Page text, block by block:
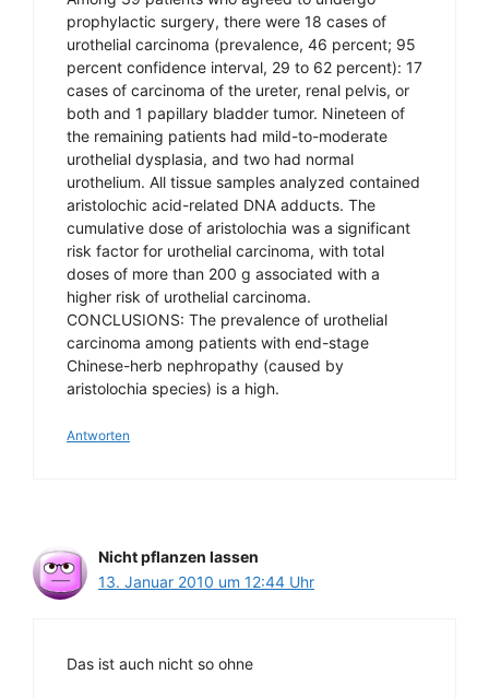
prophylactic surgery, there were 18 cases of
urothelial carcinoma (prevalence, 46 percent; 95
percent confidence interval, 29 to 62 percent): 17
cases of carcinoma of the ureter, renal pelvis, or
both and 1 papillary bladder tumor. Nineteen of
the remaining patients had mild-to-moderate
urothelial dysplasia, and two had normal
urothelium. All tissue samples analyzed contained
aristolochic acid-related DNA adducts. The
cumulative dose of aristolochia was a significant
risk factor for urothelial carcinoma, with total
doses of more than 200 g associated with a
higher risk of urothelial carcinoma.
CONCLUSIONS: The prevalence of urothelial
carcinoma among patients with end-stage
Chinese-herb nephropathy (caused by
aristolochia species) is a high.
Antworten
Nicht pflanzen lassen
13. Januar 2010 um 12:44 Uhr
Das ist auch nicht so ohne